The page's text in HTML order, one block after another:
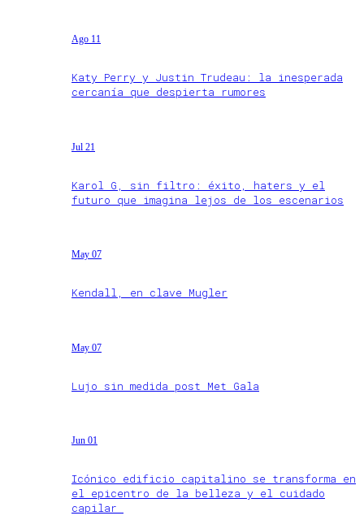
Ago 11
Katy Perry y Justin Trudeau: la inesperada
cercanía que despierta rumores
Jul 21
Karol G, sin filtro: éxito, haters y el
futuro que imagina lejos de los escenarios
May 07
Kendall, en clave Mugler
May 07
Lujo sin medida post Met Gala
Jun 01
Icónico edificio capitalino se transforma en
el epicentro de la belleza y el cuidado
capilar